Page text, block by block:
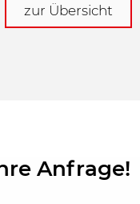
zur Übersicht
Anfrage!